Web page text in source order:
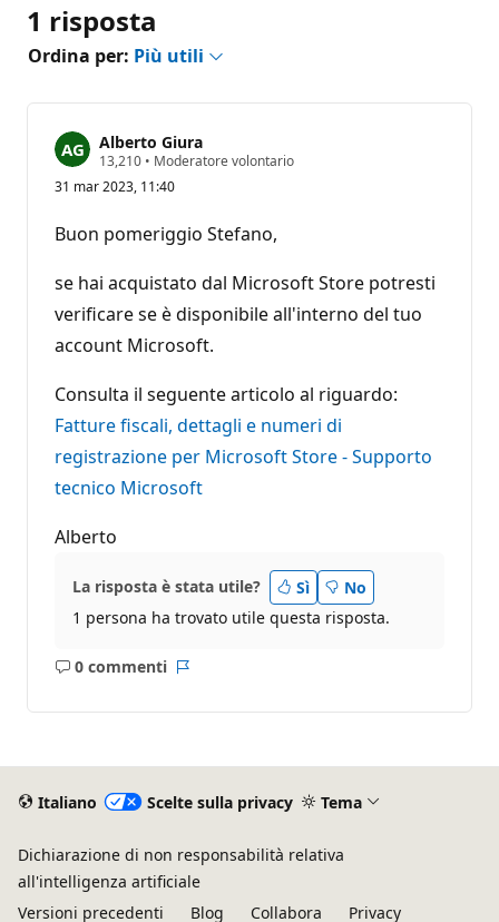
1 risposta
Ordina per: Più utili
Alberto Giura
13,210 P
n
i
d
r
e
p
u
t
n
• Moderatore volontario
31 mar 2023, 11:40
Buon pomeriggio Stefano,
se hai acquistato dal Microsoft Store potresti
verificare se è disponibile all'interno del tuo
account Microsoft.
Consulta il seguente articolo al riguardo:
Fatture fiscali, dettagli e numeri di
registrazione per Microsoft Store - Supporto
tecnico Microsoft
Alberto
La risposta è stata utile? Sì
No
1 persona ha trovato utile questa risposta.
0 commenti
Nessun
Italiano Scelte sulla privacy Tema
Dichiarazione di non responsabilità relativa
all'intelligenza artificiale
Versioni precedenti
Blog Collabora Privacy